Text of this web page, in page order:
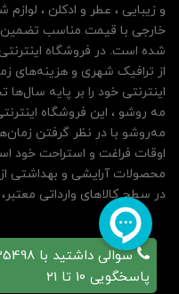
پاسخگویی 10 تا 21
و زیبایی ، عطر و ادکلن ،
خارجی با قیمت مناسب تضمین
شده است. در فروشگاه
از ترافیک شهری و هزینه‌های
مه روشو ، این فروشگاه
مه‌رو‌شو با در نظر گرفتن
اوقات فراغت و استراحت خود
محصولات آرایشی و بهداشتی
در سطح کالاهای وارداتی